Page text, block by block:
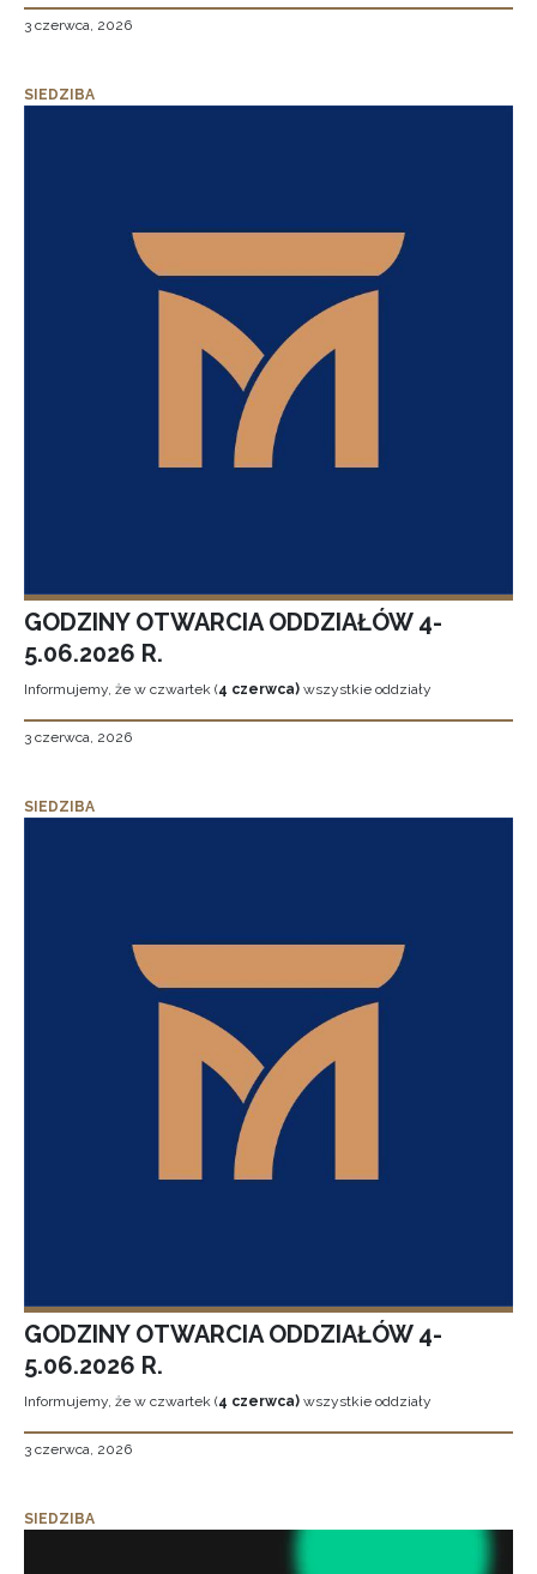
3 czerwca, 2026
SIEDZIBA
GODZINY OTWARCIA ODDZIAŁÓW 4-
5.06.2026 R.
Informujemy, że w czwartek (4 czerwca) wszystkie oddziały
3 czerwca, 2026
SIEDZIBA
GODZINY OTWARCIA ODDZIAŁÓW 4-
5.06.2026 R.
Informujemy, że w czwartek (4 czerwca) wszystkie oddziały
3 czerwca, 2026
SIEDZIBA